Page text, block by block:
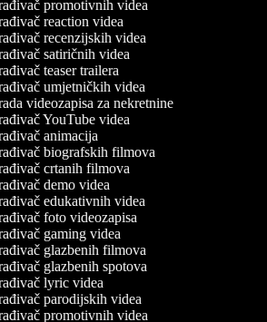
promotivnih videa
reaction videa
recenzijskih videa
satiričnih videa
teaser trailera
umjetničkih videa
videozapisa za nekretnine
YouTube videa
animacija
biografskih filmova
crtanih filmova
demo videa
edukativnih videa
foto videozapisa
gaming videa
glazbenih filmova
glazbenih spotova
lyric videa
parodijskih videa
promotivnih videa